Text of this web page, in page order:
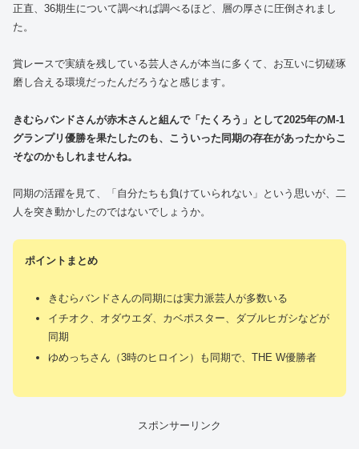
正直、36期生について調べれば調べるほど、層の厚さに圧倒されまし
た。
賞レースで実績を残している芸人さんが本当に多くて、お互いに切磋琢
磨し合える環境だったんだろうなと感じます。
きむらバンドさんが赤木さんと組んで「たくろう」として2025年のM-1
グランプリ優勝を果たしたのも、こういった同期の存在があったからこ
そなのかもしれませんね。
同期の活躍を見て、「自分たちも負けていられない」という思いが、二
人を突き動かしたのではないでしょうか。
ポイントまとめ
きむらバンドさんの同期には実力派芸人が多数いる
イチオク、オダウエダ、カベポスター、ダブルヒガシなどが
同期
ゆめっちさん（3時のヒロイン）も同期で、THE W優勝者
スポンサーリンク